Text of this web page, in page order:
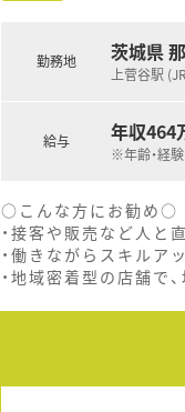
勤務地 茨城県
上菅谷駅
給与 年収464
※年齢・経
○こんな方にお勧め○
・接客や販売など人と
・働きながらスキルア
・地域密着型の店舗で